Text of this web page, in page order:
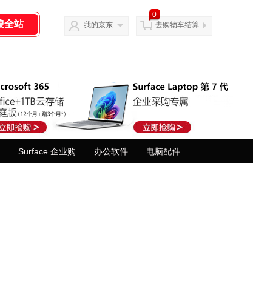
我的京东
0
去购物车结算
Surface 企业购 办公软件 电脑配件